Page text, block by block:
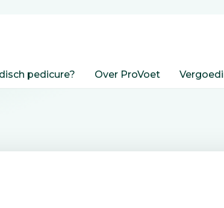
pedicure? Over ProVoet